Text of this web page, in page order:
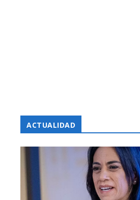
ACTUALIDAD